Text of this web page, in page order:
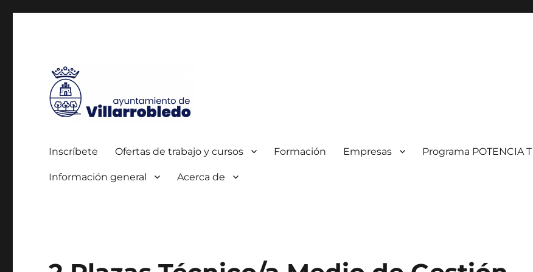
Inscríbete Ofertas de trabajo y cursos Formación Empresas Programa POTENCIA T
Información general Acerca de